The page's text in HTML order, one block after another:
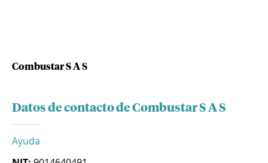
Combustar S A S
Datos de contacto de Combustar S A S
Ayuda